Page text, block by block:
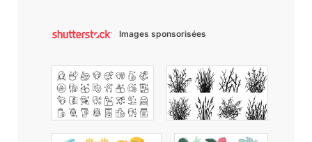
Images sponsorisées